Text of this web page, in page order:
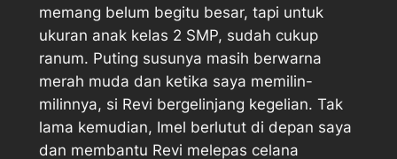
memang belum begitu besar, tapi untuk
ukuran anak kelas 2 SMP, sudah cukup
ranum. Puting susunya masih berwarna
merah muda dan ketika saya memilin-
milinnya, si Revi bergelinjang kegelian. Tak
lama kemudian, Imel berlutut di depan saya
dan membantu Revi melepas celana